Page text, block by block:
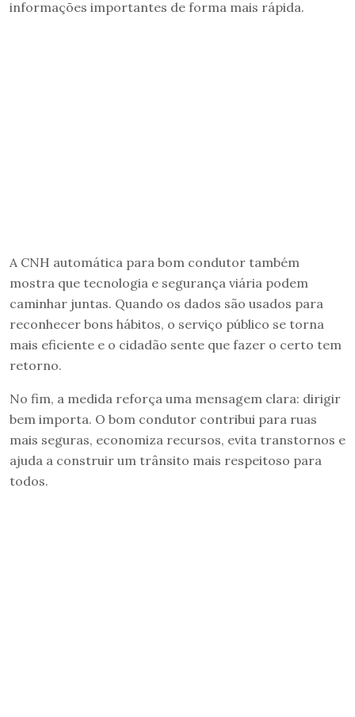
informações importantes de forma mais rápida.
A CNH automática para bom condutor também
mostra que tecnologia e segurança viária podem
caminhar juntas. Quando os dados são usados para
reconhecer bons hábitos, o serviço público se torna
mais eficiente e o cidadão sente que fazer o certo tem
retorno.
No fim, a medida reforça uma mensagem clara: dirigir
bem importa. O bom condutor contribui para ruas
mais seguras, economiza recursos, evita transtornos e
ajuda a construir um trânsito mais respeitoso para
todos.